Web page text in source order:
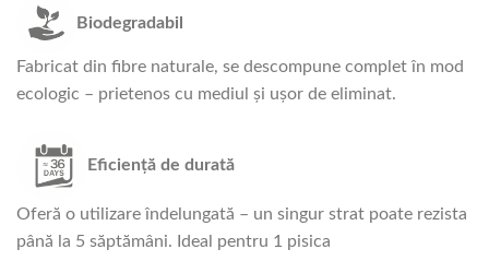
Biodegradabil
Fabricat din fibre naturale, se descompune complet în mod
ecologic – prietenos cu mediul și ușor de eliminat.
Eficiență de durată
Oferă o utilizare îndelungată – un singur strat poate rezista
până la 5 săptămâni. Ideal pentru 1 pisica